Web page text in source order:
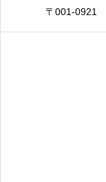
〒001-0921